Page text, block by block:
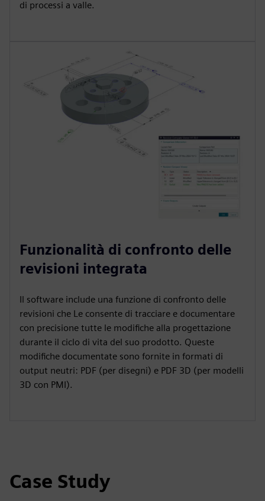
di processi a valle.
Funzionalità di confronto delle
revisioni integrata
Il software include una funzione di confronto delle
revisioni che Le consente di tracciare e documentare
con precisione tutte le modifiche alla progettazione
durante il ciclo di vita del suo prodotto. Queste
modifiche documentate sono fornite in formati di
output neutri: PDF (per disegni) e PDF 3D (per modelli
3D con PMI).
Case Study